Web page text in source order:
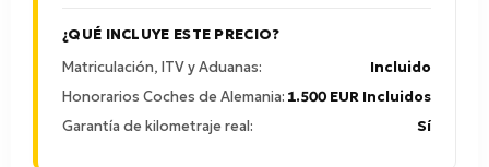
¿QUÉ INCLUYE ESTE PRECIO?
Matriculación, ITV y Aduanas:
Incluido
Honorarios Coches de Alemania: 1.500 EUR Incluidos
Garantía de kilometraje real:
Sí